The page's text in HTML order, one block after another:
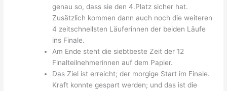
genau so, dass sie den 4.Platz sicher hat.
Zusätzlich kommen dann auch noch die weiteren
4 zeitschnellsten Läuferinnen der beiden Läufe
ins Finale.
Am Ende steht die siebtbeste Zeit der 12
Finalteilnehmerinnen auf dem Papier.
Das Ziel ist erreicht; der morgige Start im Finale.
Kraft konnte gespart werden; und das ist die